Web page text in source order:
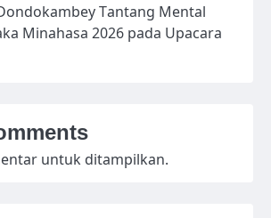
Tantang Mental
Minahasa 2026 pada Upacara
untuk ditampilkan.